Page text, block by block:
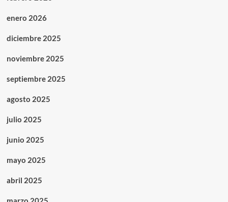
enero 2026
diciembre 2025
noviembre 2025
septiembre 2025
agosto 2025
julio 2025
junio 2025
mayo 2025
abril 2025